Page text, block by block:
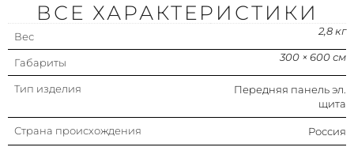
Отделка поверхности
С порошковым
покрытием
Количество модулей (u-юнитов) в
высоту
Серый
ВСЕ ХАРАКТЕРИСТИКИ
Вес 2,8 кг
Габариты 300 × 600 см
Тип изделия
Передняя панель эл.
щита
Страна происхождения Россия